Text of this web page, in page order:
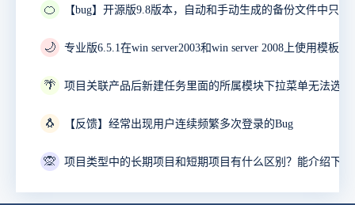
🍊
🌙
🌴 项目关联产品后新建任务里面的所属模块下拉菜单无法选择
🐧 【反馈】经常出现用户连续频繁多次登录的Bug
🙊